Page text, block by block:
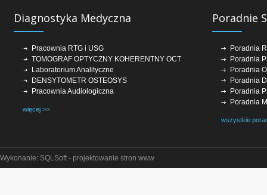
Diagnostyka Medyczna
Pracownia RTG i USG
TOMOGRAF OPTYCZNY KOHERENTNY OCT
Laboratorium Analityczne
DENSYTOMETR OSTEOSYS
Pracownia Audiologiczna
więcej >>
Poradnie
Poradnia
Poradnia
Poradnia
Poradnia
Poradnia
Poradnia
wszystkie
Wykonanie: SQLSoft - projektowanie stron www